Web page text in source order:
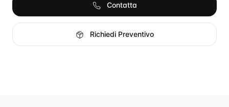
Contatta
Richiedi Preventivo